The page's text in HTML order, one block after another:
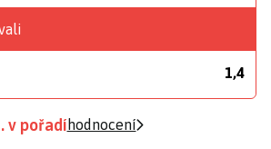
1,4
v pořadí hodnocení